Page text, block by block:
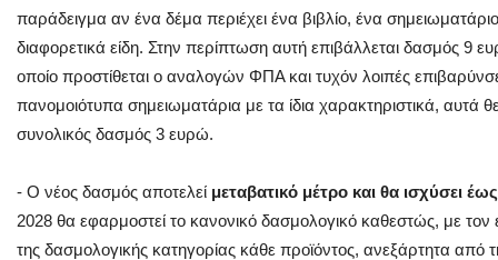
παράδειγμα αν ένα δέμα περιέχει ένα βιβλίο, ένα
διαφορετικά είδη. Στην περίπτωση αυτή επιβάλλεται δασμός 9
οποίο προστίθεται ο αναλογών ΦΠΑ και τυχόν λοιπές
πανομοιότυπα σημειωματάρια με τα ίδια χαρακτηριστικά, αυτά
συνολικός δασμός 3 ευρώ.
- Ο νέος δασμός αποτελεί μεταβατικό μέτρο και θα ισχύσει
2028 θα εφαρμοστεί το κανονικό δασμολογικό καθεστώς, με τον
της δασμολογικής κατηγορίας κάθε προϊόντος, ανεξάρτητα από